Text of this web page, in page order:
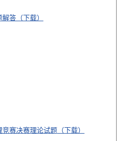
答（下载）
竞赛决赛理论试题（下载）